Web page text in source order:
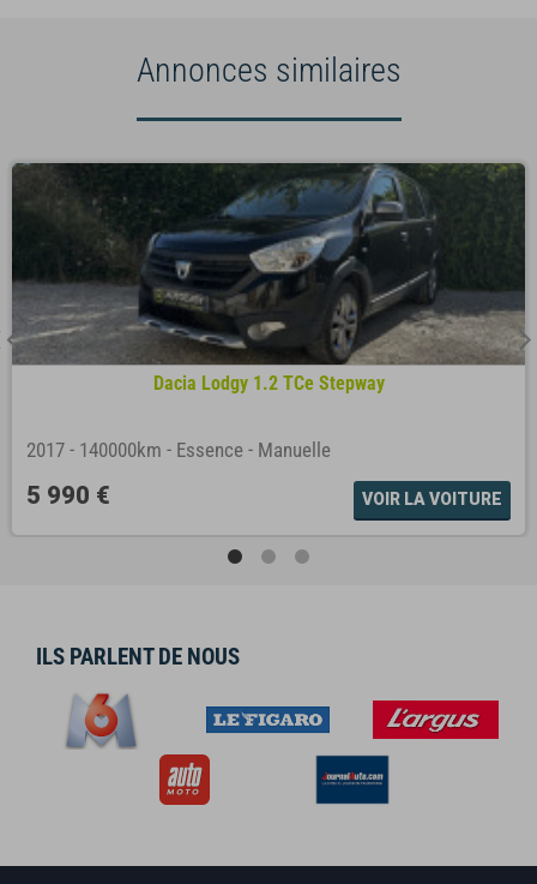
Annonces similaires
Dacia Lodgy 1.2 TCe Stepway
2017 - 140000km - Essence - Manuelle
5 990 € VOIR LA VOITURE
ILS PARLENT DE NOUS